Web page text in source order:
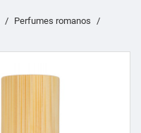
Perfumes romanos